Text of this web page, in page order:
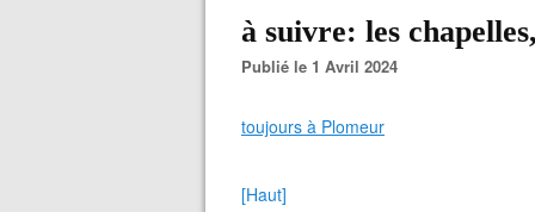
à suivre: les
Publié le 1 Avril 2024
toujours à Plomeur
[Haut]